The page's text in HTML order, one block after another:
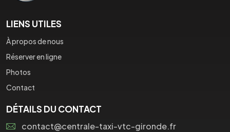
LIENS UTILES
À propos de nous
Réserver en ligne
Photos
Contact
DÉTAILS DU CONTACT
contact@centrale-taxi-vtc-gironde.fr